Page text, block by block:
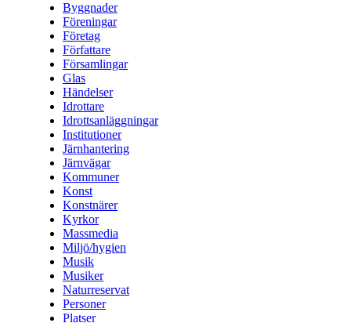
Byggnader
Föreningar
Företag
Författare
Församlingar
Glas
Händelser
Idrottare
Idrottsanläggningar
Institutioner
Järnhantering
Järnvägar
Kommuner
Konst
Konstnärer
Kyrkor
Massmedia
Miljö/hygien
Musik
Musiker
Naturreservat
Personer
Platser